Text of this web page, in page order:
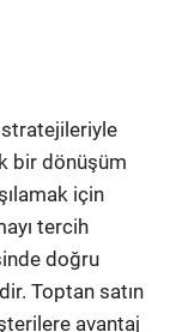
bir dönüşüm
için
tercih
doğru
Toptan satın
avantaj